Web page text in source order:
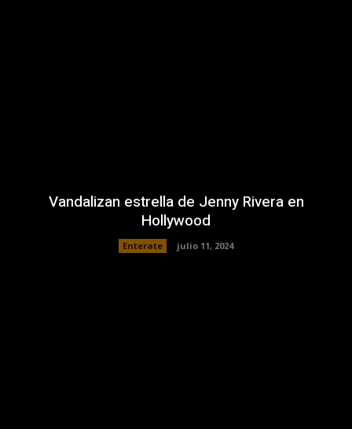
Vandalizan estrella de Jenny Rivera en
Hollywood
Enterate julio 11, 2024